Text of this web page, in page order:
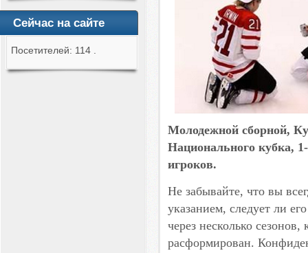
Сейчас на сайте
Посетителей: 114 .
Молодежной сборной,
Национального кубка,
игроков.
Не забывайте, что вы
указанием, следует ли
через несколько сезонов,
расформирован.